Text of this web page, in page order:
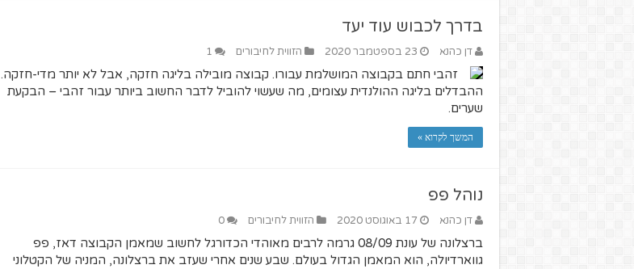
בדרך לכבוש עוד יעד
דן כהנא 23 בספטמבר 2020 הזווית לחיבורים 1
זהבי חתם בקבוצה המושלמת עבורו. קבוצה מובילה בליגה חזקה, אבל לא יותר מדי-חזקה.
ההבדלים בליגה ההולנדית עצומים, מה שעשוי להוביל לדבר החשוב ביותר עבור זהבי – הבקעת
שערים.
המשך לקרוא »
נוהל פפ
דן כהנא 17 באוגוסט 2020 הזווית לחיבורים 0
ברצלונה של עונת 08/09 גרמה לרבים מאוהדי הכדורגל לחשוב שמאמן הקבוצה דאז, פפ
גווארדיולה, הוא המאמן הגדול בעולם. שבע שנים אחרי שעזב את ברצלונה, המניה של הקטלוני